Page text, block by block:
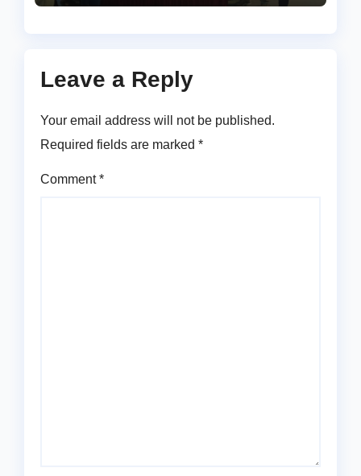
Leave a Reply
Your email address will not be published.
Required fields are marked *
Comment*